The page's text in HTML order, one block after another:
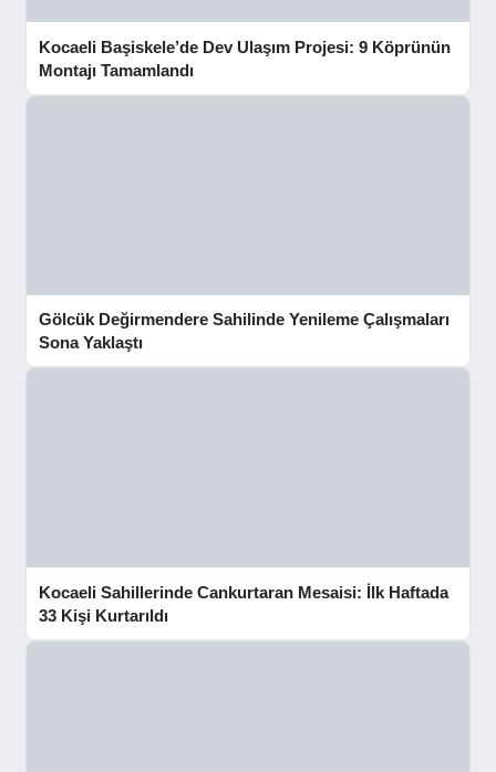
Kocaeli Başiskele’de Dev Ulaşım Projesi: 9 Köprünün
Montajı Tamamlandı
Gölcük Değirmendere Sahilinde Yenileme Çalışmaları
Sona Yaklaştı
Kocaeli Sahillerinde Cankurtaran Mesaisi: İlk Haftada
33 Kişi Kurtarıldı